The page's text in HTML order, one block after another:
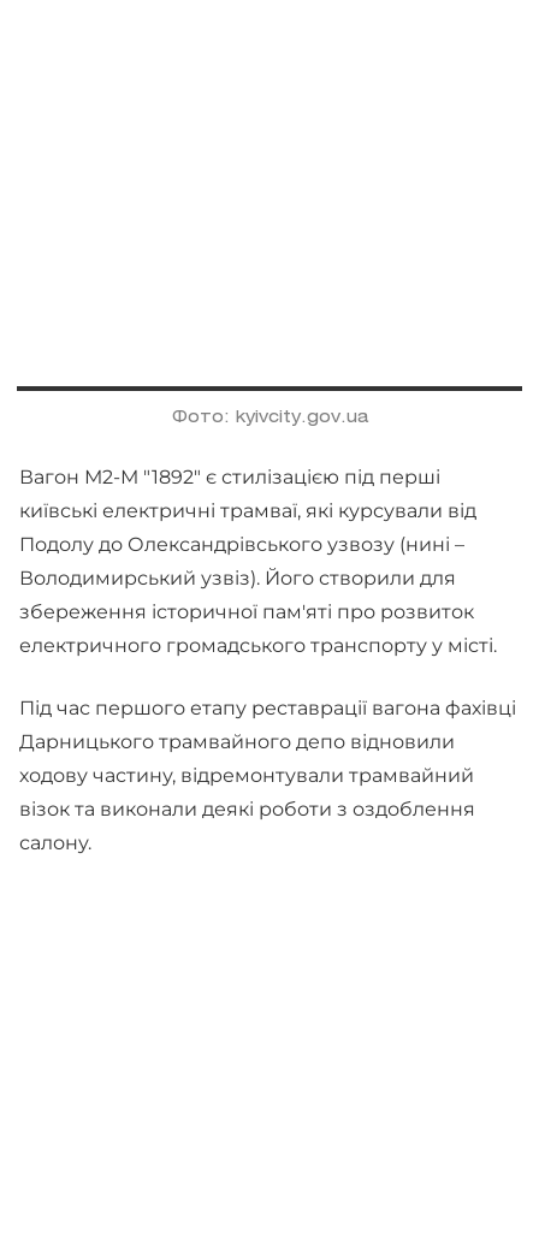
Фото: kyivcity.gov.ua
Вагон М2-М "1892" є стилізацією під перші
київські електричні трамваї, які курсували від
Подолу до Олександрівського узвозу (нині –
Володимирський узвіз). Його створили для
збереження історичної пам'яті про розвиток
електричного громадського транспорту у місті.
Під час першого етапу реставрації вагона фахівці
Дарницького трамвайного депо відновили
ходову частину, відремонтували трамвайний
візок та виконали деякі роботи з оздоблення
салону.